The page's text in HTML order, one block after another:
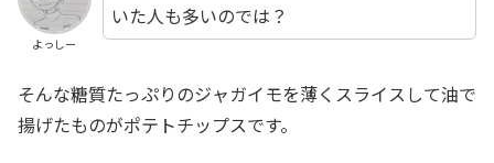
よっしー
いた人も多いのでは？
そんな糖質たっぷりのジャガイモを薄くスライスして油で
揚げたものがポテトチップスです。